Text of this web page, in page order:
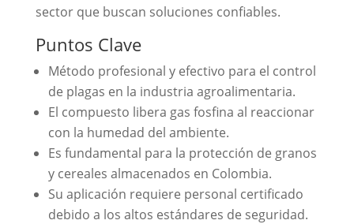
sector que buscan soluciones confiables.
Puntos Clave
Método profesional y efectivo para el control
de plagas en la industria agroalimentaria.
El compuesto libera gas fosfina al reaccionar
con la humedad del ambiente.
Es fundamental para la protección de granos
y cereales almacenados en Colombia.
Su aplicación requiere personal certificado
debido a los altos estándares de seguridad.